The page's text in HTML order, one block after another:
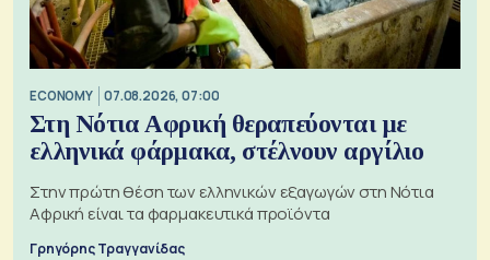
ECONOMY 07.08.2026, 07:00
Στη Νότια Αφρική θεραπεύονται με
ελληνικά φάρμακα, στέλνουν αργίλιο
Στην πρώτη θέση των ελληνικών εξαγωγών στη Νότια
Αφρική είναι τα φαρμακευτικά προϊόντα
Γρηγόρης Τραγγανίδας